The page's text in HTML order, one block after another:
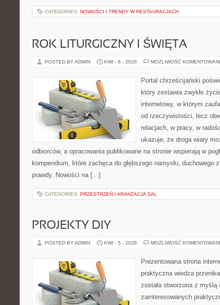
CATEGORIES: NOWOŚCI I TRENDY W RESTAURACJACH
ROK LITURGICZNY I ŚWIĘTA
POSTED BY ADMIN KWI - 6 - 2026 MOŻLIWOŚĆ
Portal chrześcijański
który zestawia zwykłe
internetowy, w którym
od rzeczywistości, lecz
relacjach, w pracy, w
ukazuje, że droga wiary
odbiorców, a opracowania publikowane na stronie wspierają w
kompendium, które zachęca do głębszego namysłu, duchowego
prawdy. Nowości na […]
CATEGORIES: PRZESTRZEŃ I ARANŻACJA SAL
PROJEKTY DIY
POSTED BY ADMIN KWI - 5 - 2026 MOŻLIWOŚĆ
Prezentowana strona
praktyczna wiedza
została stworzona z
zainteresowanych